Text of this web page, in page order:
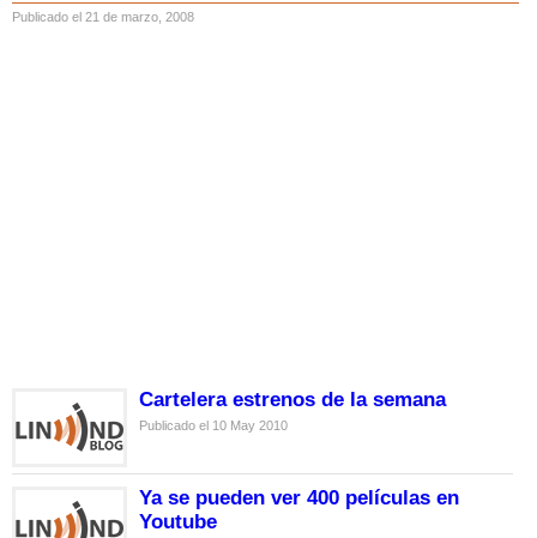
Publicado el 21 de marzo, 2008
Cartelera estrenos de la semana
Publicado el 10 May 2010
Ya se pueden ver 400 películas en
Youtube